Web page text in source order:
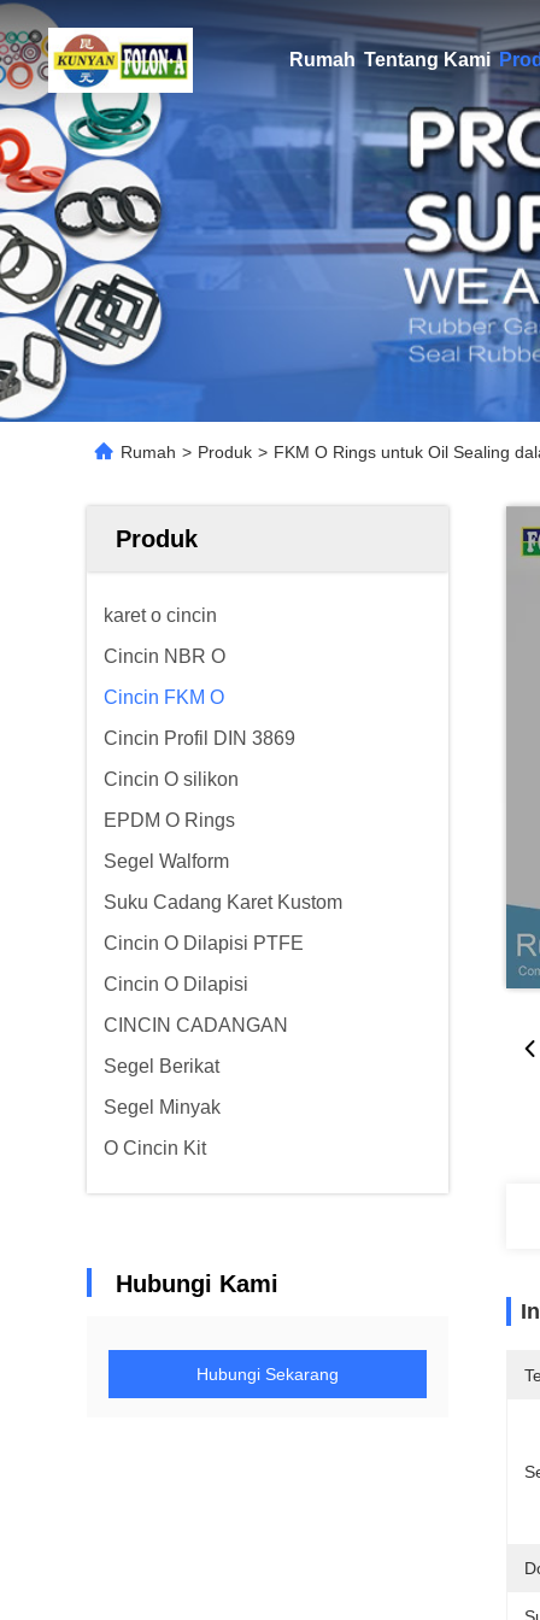
Rumah Tentang Kami
Rumah > Produk > FKM O Rings untuk Oil Sealing
Produk
karet o cincin
Cincin NBR O
Cincin FKM O
Cincin Profil DIN 3869
Cincin O silikon
EPDM O Rings
Segel Walform
Suku Cadang Karet Kustom
Cincin O Dilapisi PTFE
Cincin O Dilapisi
CINCIN CADANGAN
Segel Berikat
Segel Minyak
O Cincin Kit
Hubungi Kami
Hubungi Sekarang